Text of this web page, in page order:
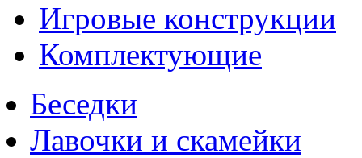
Игровые конструкции
Комплектующие
Беседки
Лавочки и скамейки